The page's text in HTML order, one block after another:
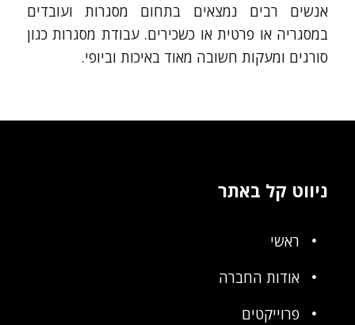
אנשים רבים נמצאים בתחום מסגרות ועובדים
במסגריה או פרטית או כשכירים. עבודת מסגרות כגון
סורגים ומעקות חשובה מאוד באיכות וביופי.
ניווט קל באתר
ראשי
אודות החברה
פרוייקטים